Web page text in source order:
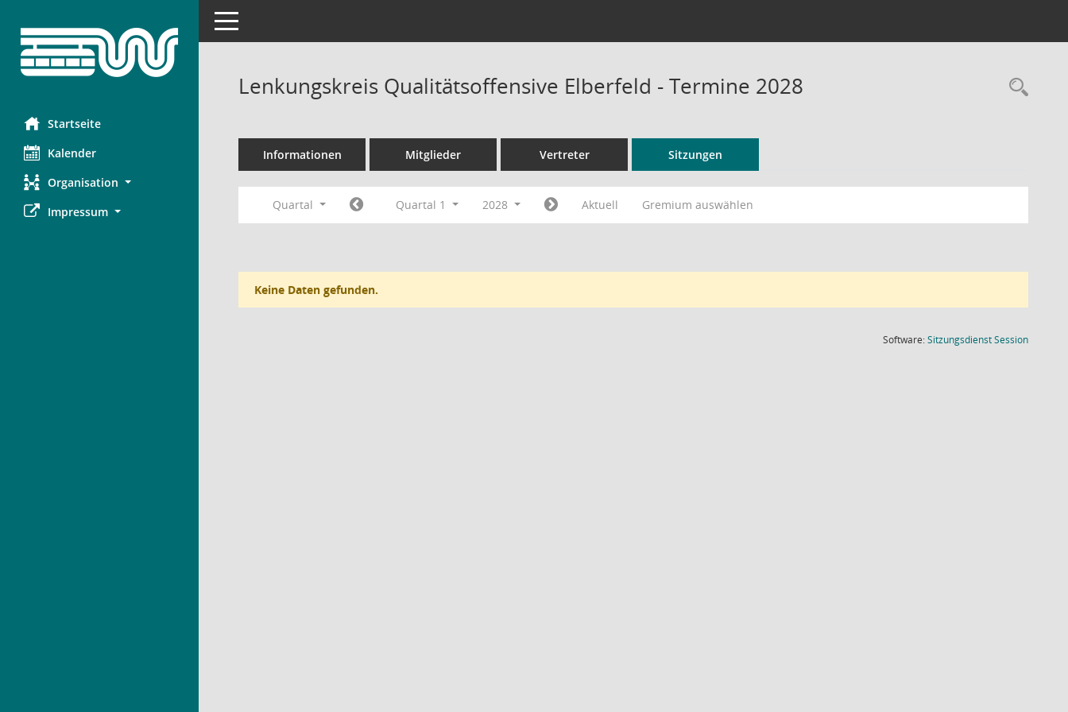
Startseite
Kalender
Organisation
Impressum
Toggle navigation
Lenkungskreis Qualitätsoffensive Elberfeld - Termine 2028
Informationen Mitglieder Vertreter Sitzungen
Quartal Quartal 1 2028 Aktuell Gremium auswählen
Keine Daten gefunden.
Software:SitzungsdienstSession(Wird in